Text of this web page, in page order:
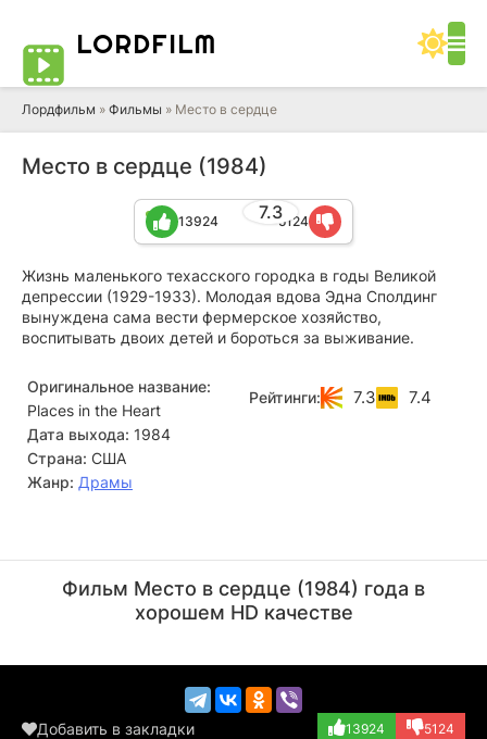
LORDFILM
Лордфильм » Фильмы » Место в сердце
Место в сердце (1984)
7.3
13924 5124
Жизнь маленького техасского городка в годы Великой
депрессии (1929-1933). Молодая вдова Эдна Сполдинг
вынуждена сама вести фермерское хозяйство,
воспитывать двоих детей и бороться за выживание.
Оригинальное название:
Places in the Heart
Дата выхода: 1984
Страна: США
Жанр: Драмы
Рейтинги: 7.3 7.4
(Moze)
(Mr. Will)
Фильм Место в сердце (1984) года в
хорошем HD качестве
Добавить в закладки 13924 5124